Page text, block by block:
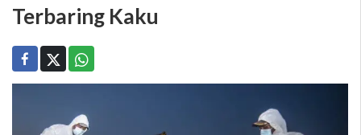
Terbaring Kaku